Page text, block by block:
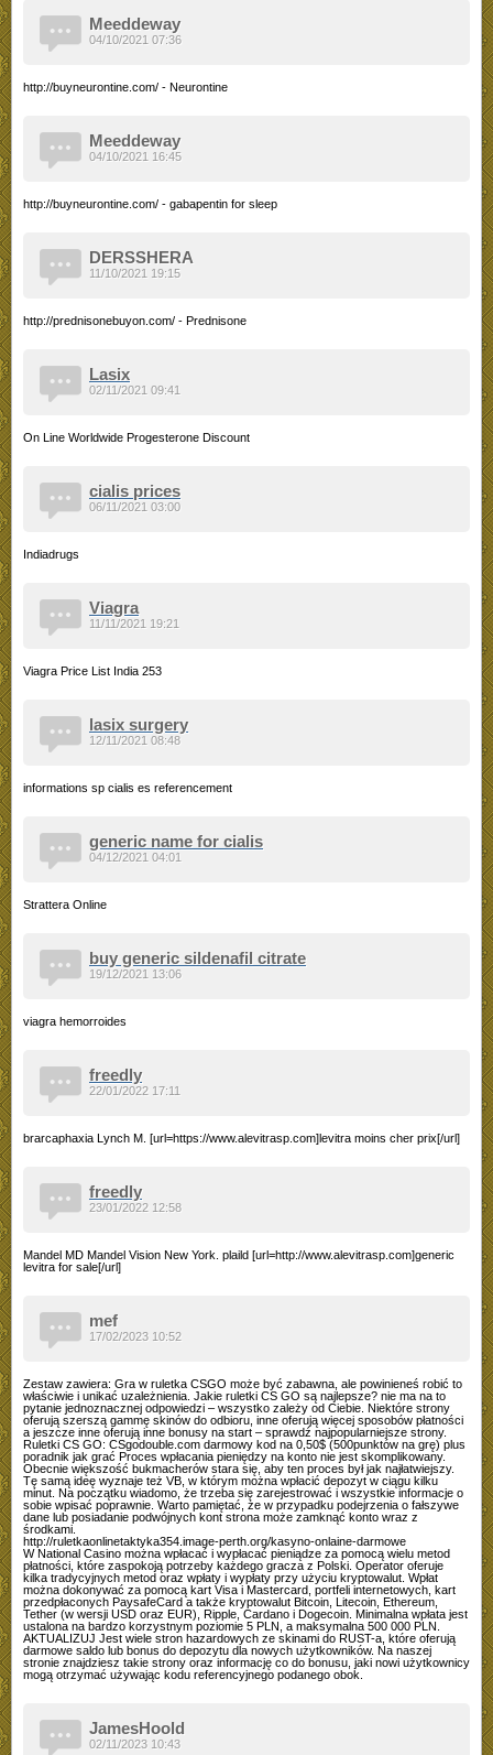
Meeddeway
http://buyneurontine.com/ - Neurontine
04/10/2021 07:36
Meeddeway
http://buyneurontine.com/ - gabapentin for sleep
04/10/2021 16:45
DERSSHERA
http://prednisonebuyon.com/ - Prednisone
11/10/2021 19:15
Lasix
On Line Worldwide Progesterone Discount
02/11/2021 09:41
cialis prices
Indiadrugs
06/11/2021 03:00
Viagra
Viagra Price List India 253
11/11/2021 19:21
lasix surgery
informations sp cialis es referencement
12/11/2021 08:48
generic name for cialis
Strattera Online
04/12/2021 04:01
buy generic sildenafil citrate
viagra hemorroides
19/12/2021 13:06
freedly
brarcaphaxia Lynch M. [url=https://www.alevitrasp.com]levitra moins cher prix[/url]
22/01/2022 17:11
freedly
Mandel MD Mandel Vision New York. plaild [url=http://www.alevitrasp.com]generic
levitra for sale[/url]
23/01/2022 12:58
mef
Zestaw zawiera: Gra w ruletka CSGO może być zabawna, ale powinieneś robić to
właściwie i unikać uzależnienia. Jakie ruletki CS GO są najlepsze? nie ma na to
pytanie jednoznacznej odpowiedzi – wszystko zależy od Ciebie. Niektóre strony
oferują szerszą gammę skinów do odbioru, inne oferują więcej sposobów płatności
a jeszcze inne oferują inne bonusy na start – sprawdź najpopularniejsze strony.
Ruletki CS GO: CSgodouble.com darmowy kod na 0,50$ (500punktów na grę) plus
poradnik jak grać Proces wpłacania pieniędzy na konto nie jest skomplikowany.
Obecnie większość bukmacherów stara się, aby ten proces był jak najłatwiejszy.
Tę samą ideę wyznaje też VB, w którym można wpłacić depozyt w ciągu kilku
minut. Na początku wiadomo, że trzeba się zarejestrować i wszystkie informacje o
sobie wpisać poprawnie. Warto pamiętać, że w przypadku podejrzenia o fałszywe
dane lub posiadanie podwójnych kont strona może zamknąć konto wraz z
środkami.
http://ruletkaonlinetaktyka354.image-perth.org/kasyno-onlaine-darmowe
W National Casino można wpłacać i wypłacać pieniądze za pomocą wielu metod
płatności, które zaspokoją potrzeby każdego gracza z Polski. Operator oferuje
kilka tradycyjnych metod oraz wpłaty i wypłaty przy użyciu kryptowalut. Wpłat
można dokonywać za pomocą kart Visa i Mastercard, portfeli internetowych, kart
przedpłaconych PaysafeCard a także kryptowalut Bitcoin, Litecoin, Ethereum,
Tether (w wersji USD oraz EUR), Ripple, Cardano i Dogecoin. Minimalna wpłata jest
ustalona na bardzo korzystnym poziomie 5 PLN, a maksymalna 500 000 PLN.
AKTUALIZUJ Jest wiele stron hazardowych ze skinami do RUST-a, które oferują
darmowe saldo lub bonus do depozytu dla nowych użytkowników. Na naszej
stronie znajdziesz takie strony oraz informację co do bonusu, jaki nowi użytkownicy
mogą otrzymać używając kodu referencyjnego podanego obok.
17/02/2023 10:52
JamesHoold
02/11/2023 10:43